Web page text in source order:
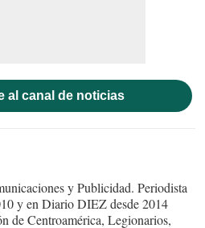
al canal de noticias
y Publicidad. Periodista
y en Diario DIEZ desde 2014
de Centroamérica, Legionarios,